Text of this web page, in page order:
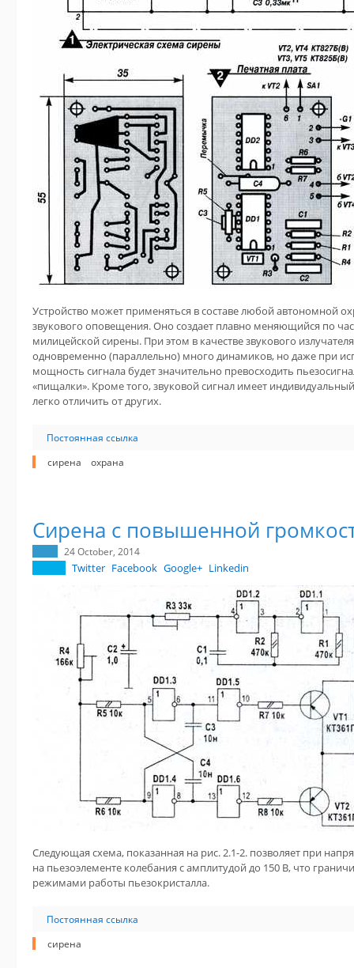
Устройство может применяться в составе любой автономной
звукового оповещения. Оно создает плавно меняющийся по
милицейской сирены. При этом в качестве звукового
одновременно (параллельно) много динамиков, но даже при
мощность сигнала будет значительно превосходить
«пищалки». Кроме того, звуковой сигнал имеет
легко отличить от других.
Постоянная ссылка
сирена
охрана
Сирена с повышенной
24 October, 2014
Twitter Facebook Google+ Linkedin
Следующая схема, показанная на рис. 2.1-2. позволяет при
на пьезоэлементе колебания с амплитудой до 150 В, что
режимами работы пьезокристалла.
Постоянная ссылка
сирена